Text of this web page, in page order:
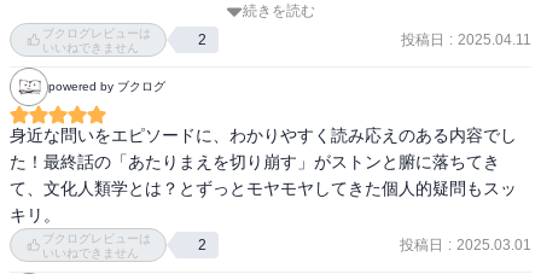
本当は参与観察するのがよいんでしょうけど、そんなに期間を取る
のは難しい、海外に行くのも金銭的に難しいし、そもそも外に出る
のがあんまり好きじゃない。そんな私は本で自分の常識と違う常識
を持った人を見るのが好きなんですよ。だから自分が体験したこと
がない状況にある人の目線で書かれた本が好きだったりします。
そう考えると文化人類学の本って私の求めているものなんじゃない
かと思ったりするんですよね。ということで最後に書かれていたお
薦めの入門書は買って読んでみようと思う。
続きを読む
ブクログレビューは
いいねできません
2 投稿日 : 2025.04.11
powered by ブクログ
身近な問いをエピソードに、わかりやすく読み応えのある内容でし
た！最終話の「あたりまえを切り崩す」がストンと腑に落ちてき
て、文化人類学とは？とずっとモヤモヤしてきた個人的疑問もスッ
キリ。
ブクログレビューは
いいねできません
2 投稿日 : 2025.03.01